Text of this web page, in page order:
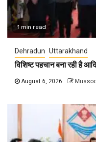
1 min read
Dehradun Uttarakhand
विशिष्ट पहचान बना रही है
August 6, 2026